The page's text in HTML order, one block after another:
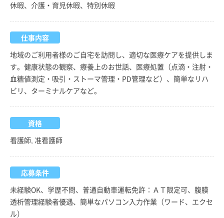
休暇、介護・育児休暇、特別休暇
仕事内容
地域のご利用者様のご自宅を訪問し、適切な医療ケアを提供しま
す。健康状態の観察、療養上のお世話、医療処置（点滴・注射・
血糖値測定・吸引・ストーマ管理・PD管理など）、簡単なリハ
ビリ、ターミナルケアなど。
資格
看護師, 准看護師
応募条件
未経験OK、学歴不問、普通自動車運転免許：ＡＴ限定可、腹膜
透析管理経験者優遇、簡単なパソコン入力作業（ワード、エクセ
ル）